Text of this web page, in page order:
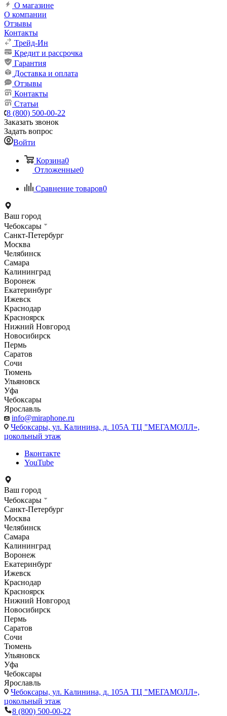
О магазине
О компании
Отзывы
Контакты
Трейд-Ин
Кредит и рассрочка
Гарантия
Доставка и оплата
Отзывы
Контакты
Статьи
8 (800) 500-00-22
Заказать звонок
Задать вопрос
Войти
Корзина0
Отложенные0
Сравнение товаров0
Ваш город
Чебоксары
Санкт-Петербург
Москва
Челябинск
Самара
Калининград
Воронеж
Екатеринбург
Ижевск
Краснодар
Красноярск
Нижний Новгород
Новосибирск
Пермь
Саратов
Сочи
Тюмень
Ульяновск
Уфа
Чебоксары
Ярославль
info@miraphone.ru
Чебоксары, ул. Калинина, д. 105А ТЦ "МЕГАМОЛЛ»,
цокольный этаж
Вконтакте
YouTube
Ваш город
Чебоксары
Санкт-Петербург
Москва
Челябинск
Самара
Калининград
Воронеж
Екатеринбург
Ижевск
Краснодар
Красноярск
Нижний Новгород
Новосибирск
Пермь
Саратов
Сочи
Тюмень
Ульяновск
Уфа
Чебоксары
Ярославль
Чебоксары, ул. Калинина, д. 105А ТЦ "МЕГАМОЛЛ»,
цокольный этаж
8 (800) 500-00-22